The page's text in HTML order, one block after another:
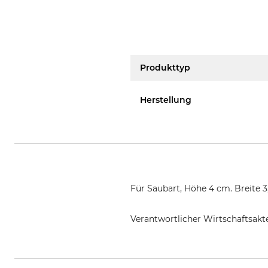
Produkttyp
Herstellung
Für Saubart, Höhe 4 cm. Breite
Verantwortlicher